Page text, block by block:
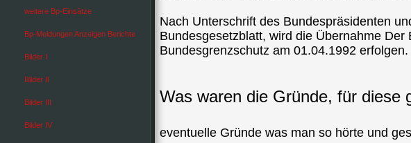
weitere Bp-Einsätze
Bp-Meldungen Anzeigen Berichte
Bilder I
Bilder II
Bilder III
Bilder IV
Nach Unterschrift des Bundespräsidenten
Bundesgesetzblatt, wird die Übernahme Der
Bundesgrenzschutz am 01.04.1992 erfolgen.
Was waren die Gründe, für diese
eventuelle Gründe was man so hörte und